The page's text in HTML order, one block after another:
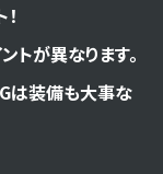
トが異なります。
は装備も大事な